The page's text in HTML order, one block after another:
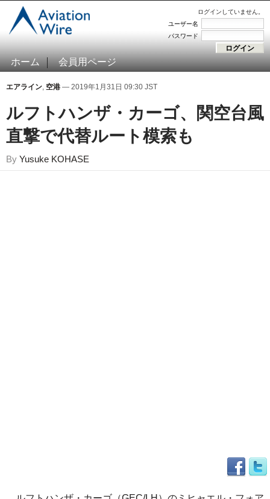
ログインしていません。
ユーザー名
パスワード
ホーム 会員用ページ
エアライン, 空港 — 2019年1月31日 09:30 JST
ルフトハンザ・カーゴ、関空台風
直撃で代替ルート模索も
By Yusuke KOHASE